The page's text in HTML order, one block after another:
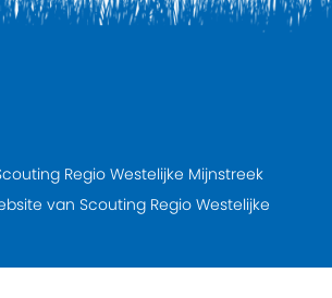
Regio Westelijke Mijnstreek
van Scouting Regio Westelijke